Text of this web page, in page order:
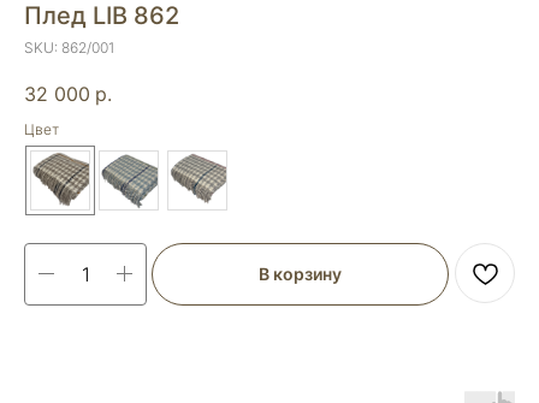
Плед LIB 862
SKU: 862/001
32 000 р.
Цвет
В корзину